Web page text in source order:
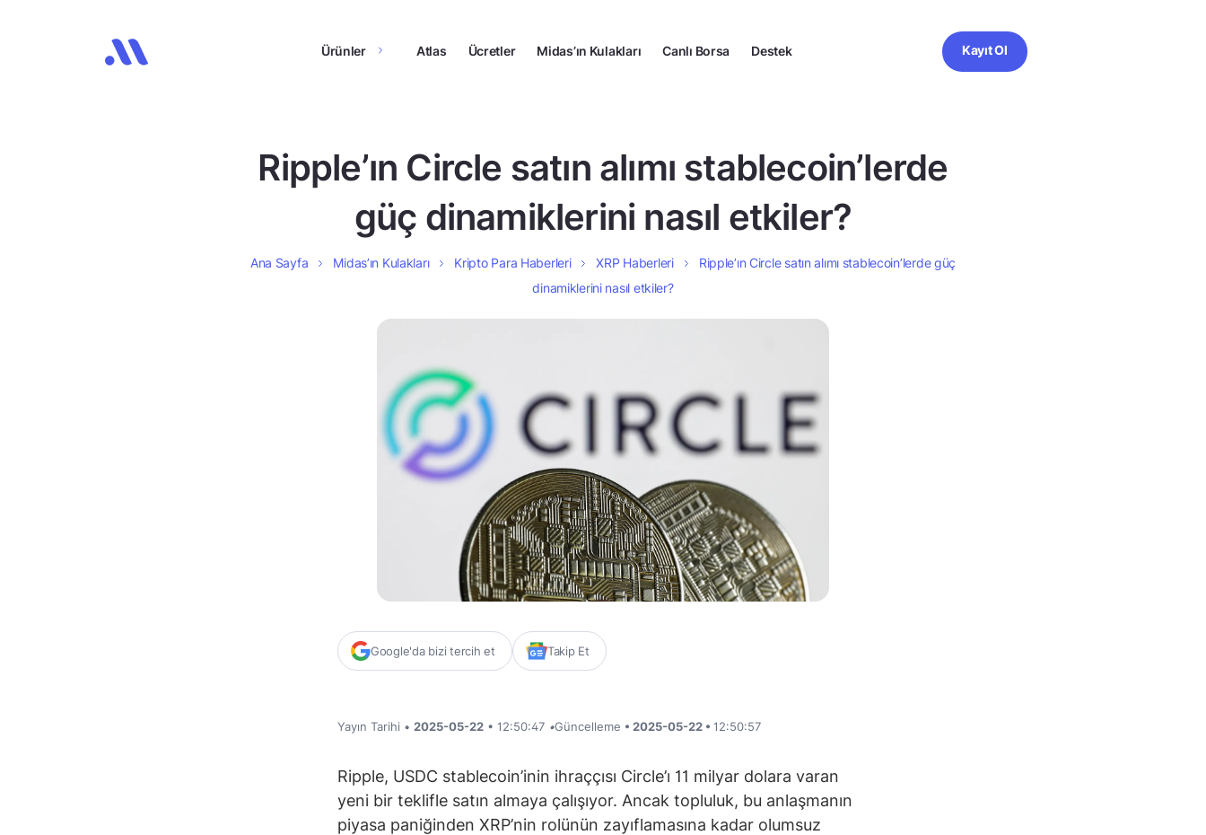
Ürünler Atlas Ücretler Midas’ın Kulakları Canlı Borsa Destek Kayıt Ol
Ripple’ın Circle satın alımı stablecoin’lerde
güç dinamiklerini nasıl etkiler?
Ana Sayfa Midas’ın Kulakları Kripto Para Haberleri XRP Haberleri
Ripple’ın Circle satın alımı stablecoin’lerde güç
dinamiklerini nasıl etkiler?
Google'da bizi tercih et Takip Et
Yayın Tarihi • 2025-05-22 • 12:50:47 •Güncelleme • 2025-05-22 • 12:50:57
Ripple, USDC stablecoin’inin ihraççısı Circle’ı 11 milyar dolara varan
yeni bir teklifle satın almaya çalışıyor. Ancak topluluk, bu anlaşmanın
piyasa paniğinden XRP’nin rolünün zayıflamasına kadar olumsuz